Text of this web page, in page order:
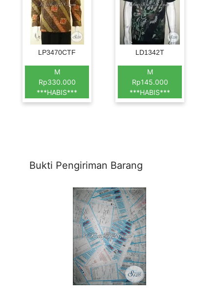
LP3470CTF
M
Rp330.000
***HABIS***
LD1342T
M
Rp145.000
***HABIS***
Bukti Pengiriman Barang